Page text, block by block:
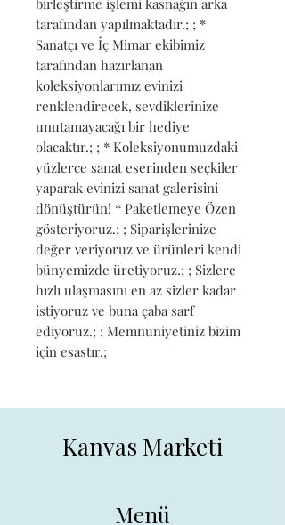
tarafından yapılmaktadır.; ; *
Sanatçı ve İç Mimar ekibimiz
tarafından hazırlanan
koleksiyonlarımız evinizi
renklendirecek, sevdiklerinize
unutamayacağı bir hediye
olacaktır.; ; * Koleksiyonumuzdaki
yüzlerce sanat eserinden seçkiler
yaparak evinizi sanat galerisini
dönüştürün! * Paketlemeye Özen
gösteriyoruz.; ; Siparişlerinize
değer veriyoruz ve ürünleri kendi
bünyemizde üretiyoruz.; ; Sizlere
hızlı ulaşmasını en az sizler kadar
istiyoruz ve buna çaba sarf
ediyoruz.; ; Memnuniyetiniz bizim
için esastır.;
Kanvas Marketi
Menü